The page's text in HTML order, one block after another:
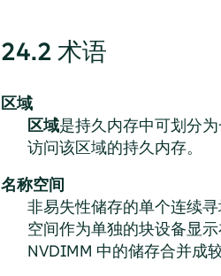
24.2 术语
区域
区域是持久内存中可划分
访问该区域的持久内存。
名称空间
非易失性储存的单个连续寻
空间作为单独的块设备显
NVDIMM 中的储存合并成